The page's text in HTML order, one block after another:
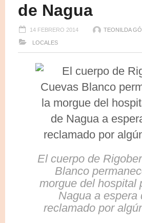
de Nagua
14 FEBRERO 2014 TEONILDA
LOCALES
El cuerpo de
Blanco
morgue del hospital
Nagua a espera
reclamado por